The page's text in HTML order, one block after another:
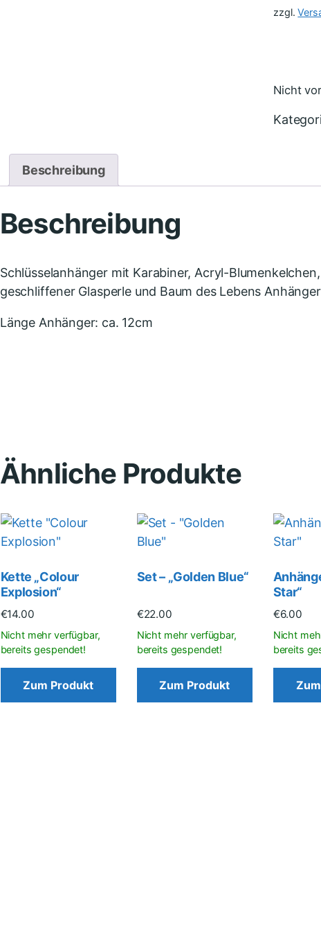
zzgl.
Nicht
Beschreibung
Beschreibung
Schlüsselanhänger mit Karabiner, Acryl-
geschliffener Glasperle und Baum des Lebens
Länge Anhänger: ca. 12cm
Ähnliche Produkte
Kette „Colour
Explosion“
€14.00
Zum Produkt
Set – „Golden Blue“
€22.00
Zum Produkt
Star“
€6.00